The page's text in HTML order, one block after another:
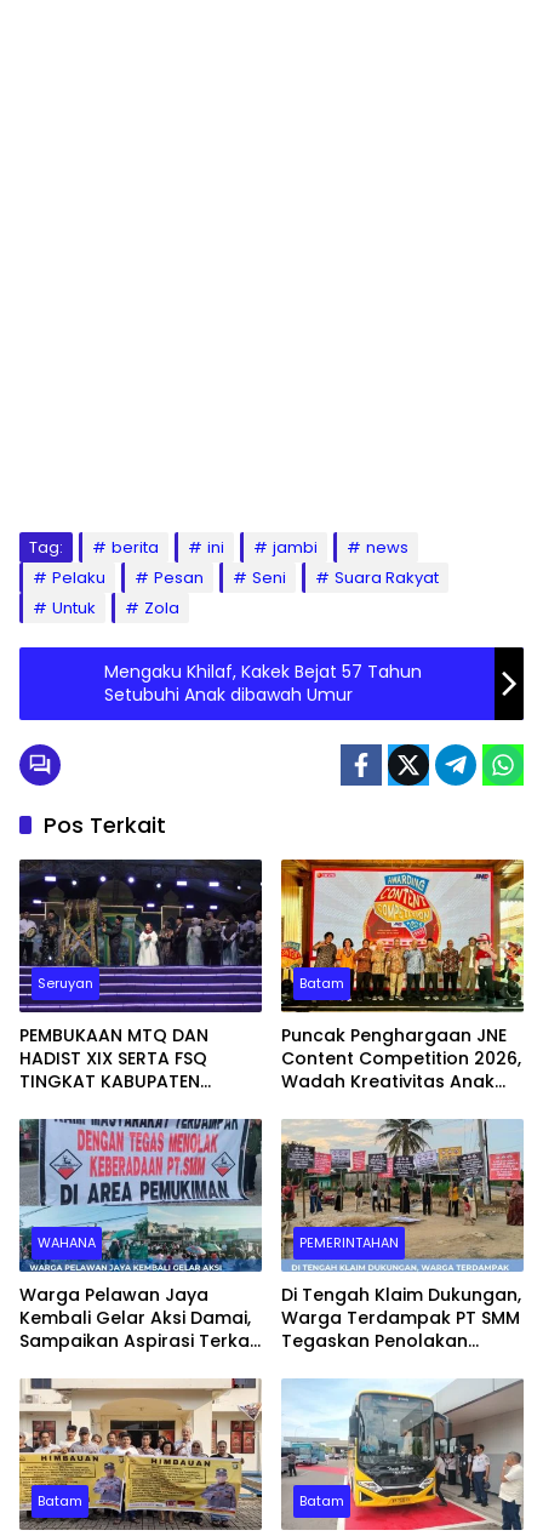
Tag: berita ini jambi
news
Pelaku
Pesan Seni
Suara Rakyat
Untuk
Zola
Mengaku Khilaf, Kakek Bejat 57 Tahun
Setubuhi Anak dibawah Umur
Pos Terkait
Seruyan
PEMBUKAAN MTQ DAN
HADIST XIX SERTA FSQ
TINGKAT KABUPATEN
HADIRI KAPOLRES DAN
KEJARI SERUYAN
Batam
Puncak Penghargaan JNE
Content Competition 2026,
Wadah Kreativitas Anak
WAHANA
Warga Pelawan Jaya
Kembali Gelar Aksi Damai,
Sampaikan Aspirasi Terkait
Lingkungan PT SMM
PEMERINTAHAN
Di Tengah Klaim Dukungan,
Warga Terdampak PT SMM
Tegaskan Penolakan
Masih Merasakan
Dampaknya”
Batam Batam